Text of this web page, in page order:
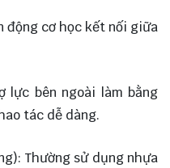
động cơ học kết nối giữa
lực bên ngoài làm bằng
tác dễ dàng.
Thường sử dụng nhựa